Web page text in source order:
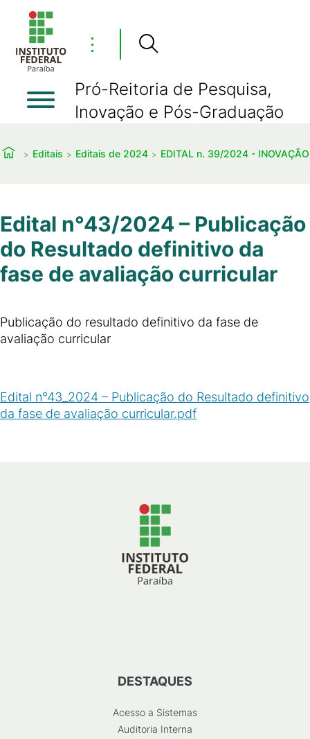
⋮
Pró-Reitoria de Pesquisa,
Inovação e Pós-Graduação
Editais Editais de 2024 EDITAL n. 39/2024 - INOVAÇÃO
Edital n°43/2024 – Publicação
do Resultado definitivo da
fase de avaliação curricular
Publicação do resultado definitivo da fase de
avaliação curricular
Edital n°43_2024 – Publicação do Resultado definitivo
da fase de avaliação curricular.pdf
DESTAQUES
Acesso a Sistemas
Auditoria Interna